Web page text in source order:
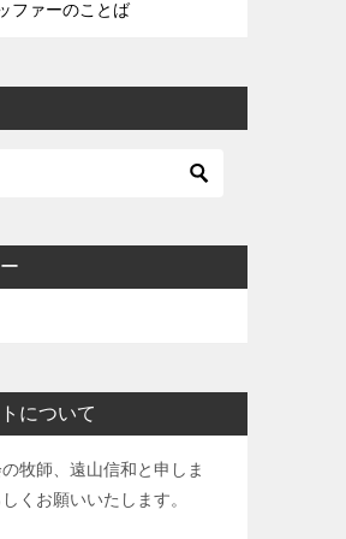
ファーのことば
について
牧師、遠山信和と申しま
くお願いいたします。